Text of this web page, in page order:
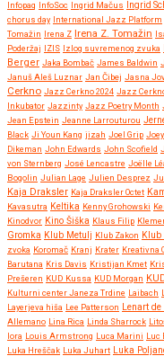
Infopaq InfoSoc Ingrid Mačus Ingrid
chorus day International Jazz Platform
Tomažin Irena Z Irena Z. Tomažin
Poderžaj IZIS Izlog suvremenog zvuka
Berger Jaka Bombač James Baldwin
Januš Aleš Luznar Jan Čibej Jasna
Cerkno Jazz Cerkno 2024 Jazz
Inkubator Jazzinty Jazz Poetry Month
Jean Epstein Jeanne Larrouturou
Black Ji Youn Kang jizah Joel Grip
Dikeman John Edwards John Scofield
von Sternberg José Lencastre Joëlle
Bogolin Julian Lage Julien Desprez
Kaja Draksler Kaja Draksler Octet
Kavasutra Keltika Kenny Grohowski
Kinodvor Kino Šiška Klaus Filip
Gromka Klub Metulj Klub Zakon Klub
zvoka Koromač Kranj Krater Kreativna
Barutana Kris Davis Kristijan Kmet
Prešeren KUD Kussa KUD Morgan
Kulturni center Janeza Trdine Laibach
Layerjeva hiša Lee Patterson Lenart de
Allemano Lina Rica Linda Sharrock
lora Louis Armstrong Luca Marini Luc
Luka Hreščak Luka Juhart Luka